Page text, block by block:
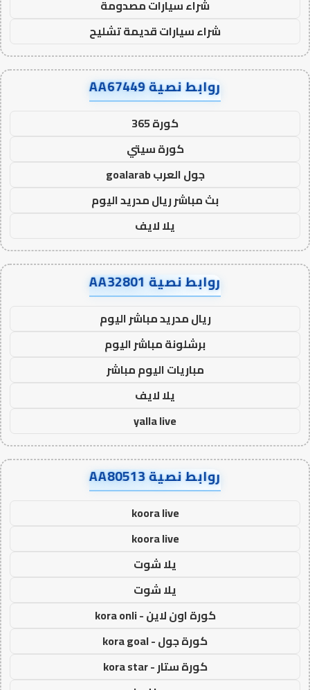
شراء سيارات مصدومة
شراء سيارات قديمة تشليح
روابط نصية AA67449
كورة 365
كورة سيتي
جول العرب goalarab
بث مباشر ريال مدريد اليوم
يلا لايف
روابط نصية AA32801
ريال مدريد مباشر اليوم
برشلونة مباشر اليوم
مباريات اليوم مباشر
يلا لايف
yalla live
روابط نصية AA80513
koora live
koora live
يلا شوت
يلا شوت
كورة اون لاين - kora onli
كورة جول - kora goal
كورة ستار - kora star